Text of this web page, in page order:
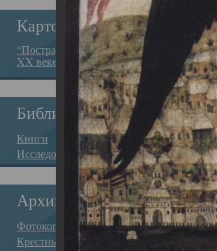
Картотека
“Пострадавшие за веру в
XX веке на Севере”
Библиотека
Книги
Исследования
Архив
Фотокопии дел
Крестные ходы